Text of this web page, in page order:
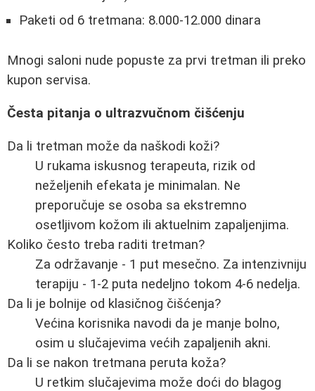
Paketi od 6 tretmana: 8.000-12.000 dinara
Mnogi saloni nude popuste za prvi tretman ili preko
kupon servisa.
Česta pitanja o ultrazvučnom čišćenju
Da li tretman može da naškodi koži?
U rukama iskusnog terapeuta, rizik od
neželjenih efekata je minimalan. Ne
preporučuje se osoba sa ekstremno
osetljivom kožom ili aktuelnim zapaljenjima.
Koliko često treba raditi tretman?
Za održavanje - 1 put mesečno. Za intenzivniju
terapiju - 1-2 puta nedeljno tokom 4-6 nedelja.
Da li je bolnije od klasičnog čišćenja?
Većina korisnika navodi da je manje bolno,
osim u slučajevima većih zapaljenih akni.
Da li se nakon tretmana peruta koža?
U retkim slučajevima može doći do blagog